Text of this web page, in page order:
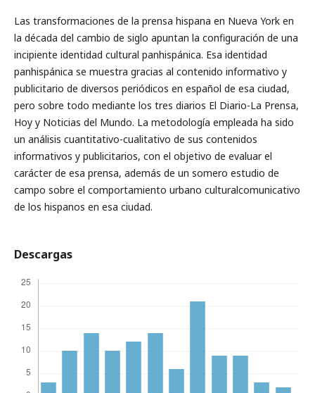
Las transformaciones de la prensa hispana en Nueva York en
la década del cambio de siglo apuntan la configuración de una
incipiente identidad cultural panhispánica. Esa identidad
panhispánica se muestra gracias al contenido informativo y
publicitario de diversos periódicos en español de esa ciudad,
pero sobre todo mediante los tres diarios El Diario-La Prensa,
Hoy y Noticias del Mundo. La metodología empleada ha sido
un análisis cuantitativo-cualitativo de sus contenidos
informativos y publicitarios, con el objetivo de evaluar el
carácter de esa prensa, además de un somero estudio de
campo sobre el comportamiento urbano culturalcomunicativo
de los hispanos en esa ciudad.
Descargas